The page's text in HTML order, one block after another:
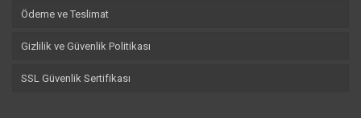
Ödeme ve Teslimat
Gizlilik ve Güvenlik Politikası
SSL Güvenlik Sertifikası